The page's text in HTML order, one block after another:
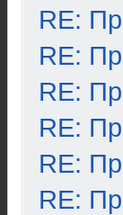
RE:
RE:
RE:
RE:
RE:
RE: